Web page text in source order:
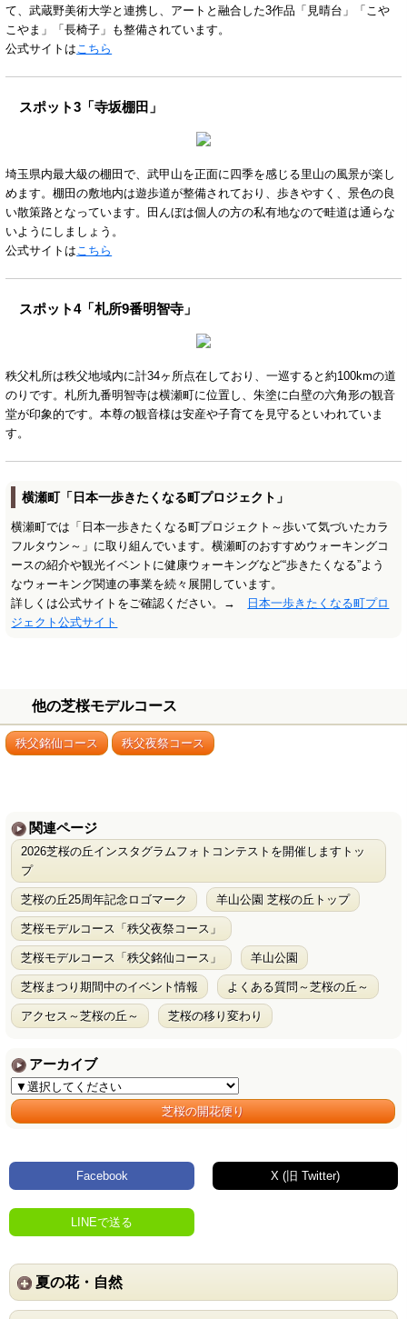
て、武蔵野美術大学と連携し、アートと融合した3作品「見晴台」「こや
こやま」「長椅子」も整備されています。
公式サイトはこちら
スポット3「寺坂棚田」
埼玉県内最大級の棚田で、武甲山を正面に四季を感じる里山の風景が楽し
めます。棚田の敷地内は遊歩道が整備されており、歩きやすく、景色の良
い散策路となっています。田んぼは個人の方の私有地なので畦道は通らな
いようにしましょう。
公式サイトはこちら
スポット4「札所9番明智寺」
秩父札所は秩父地域内に計34ヶ所点在しており、一巡すると約100kmの道
のりです。札所九番明智寺は横瀬町に位置し、朱塗に白壁の六角形の観音
堂が印象的です。本尊の観音様は安産や子育てを見守るといわれていま
す。
横瀬町「日本一歩きたくなる町プロジェクト」
横瀬町では「日本一歩きたくなる町プロジェクト～歩いて気づいたカラ
フルタウン～」に取り組んでいます。横瀬町のおすすめウォーキングコ
ースの紹介や観光イベントに健康ウォーキングなど“歩きたくなる”よう
なウォーキング関連の事業を続々展開しています。
詳しくは公式サイトをご確認ください。→
日本一歩きたくなる町プロ
ジェクト公式サイト
他の芝桜モデルコース
秩父銘仙コース 秩父夜祭コース
関連ページ
2026芝桜の丘インスタグラムフォトコンテストを開催しますトッ
プ
芝桜の丘25周年記念ロゴマーク 羊山公園 芝桜の丘トップ
芝桜モデルコース「秩父夜祭コース」
芝桜モデルコース「秩父銘仙コース」 羊山公園
芝桜まつり期間中のイベント情報 よくある質問～芝桜の丘～
アクセス～芝桜の丘～ 芝桜の移り変わり
アーカイブ
芝桜の開花便り
Facebook X (旧 Twitter)
LINEで送る
夏の花・自然